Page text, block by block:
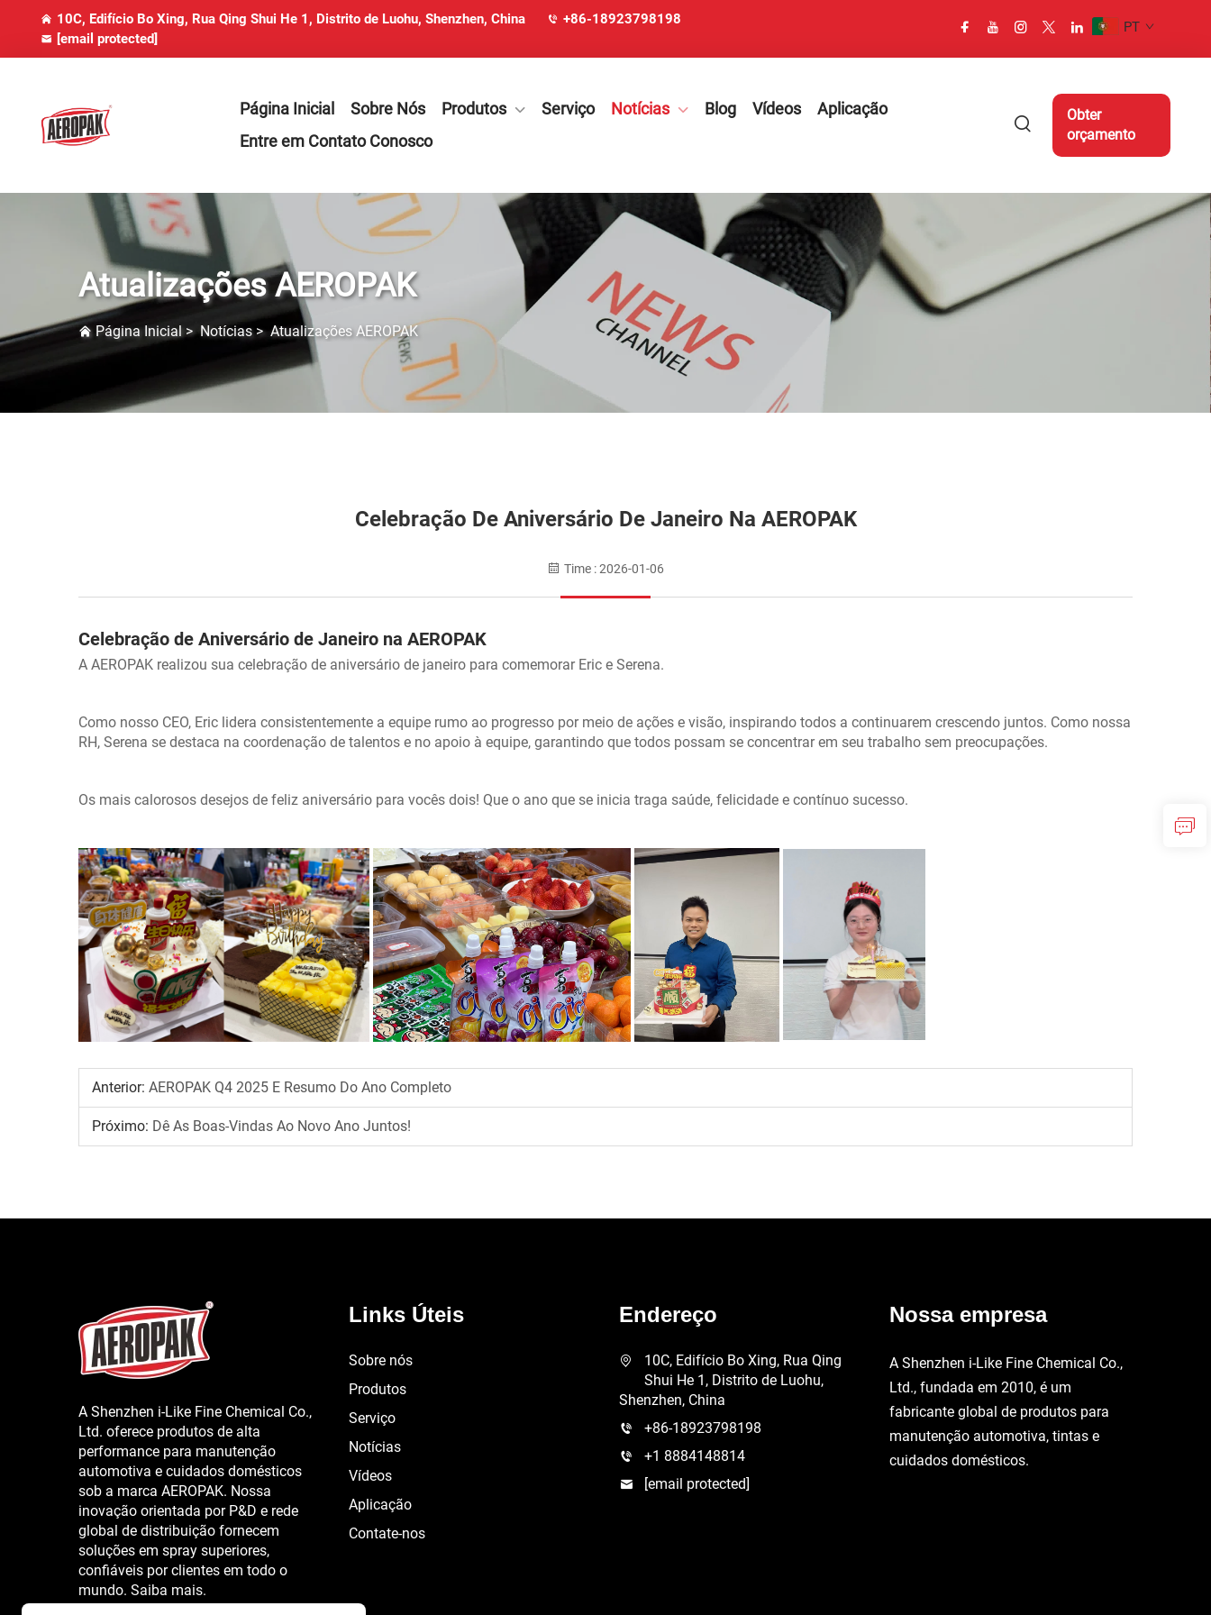
10C, Edifício Bo Xing, Rua Qing Shui He 1, Distrito de Luohu, Shenzhen, China
+86-18923798198
[email protected]
PT
Página Inicial Sobre Nós Produtos Serviço Notícias Blog Vídeos
Aplicação
Entre em Contato Conosco
Obter
orçamento
Atualizações AEROPAK
Página Inicial >Notícias> Atualizações AEROPAK
Celebração De Aniversário De Janeiro Na AEROPAK
Time : 2026-01-06
Celebração de Aniversário de Janeiro na AEROPAK
A AEROPAK realizou sua celebração de aniversário de janeiro para comemorar Eric e Serena.
Como nosso CEO, Eric lidera consistentemente a equipe rumo ao progresso por meio de ações e visão, inspirando todos a continuarem crescendo juntos. Como nossa
RH, Serena se destaca na coordenação de talentos e no apoio à equipe, garantindo que todos possam se concentrar em seu trabalho sem preocupações.
Os mais calorosos desejos de feliz aniversário para vocês dois! Que o ano que se inicia traga saúde, felicidade e contínuo sucesso.
Anterior: AEROPAK Q4 2025 E Resumo Do Ano Completo
Próximo: Dê As Boas-Vindas Ao Novo Ano Juntos!
A Shenzhen i-Like Fine Chemical Co.,
Ltd. oferece produtos de alta
performance para manutenção
automotiva e cuidados domésticos
sob a marca AEROPAK. Nossa
inovação orientada por P&D e rede
global de distribuição fornecem
soluções em spray superiores,
confiáveis por clientes em todo o
mundo. Saiba mais.
Links Úteis
Sobre nós
Produtos
Serviço
Notícias
Vídeos
Aplicação
Contate-nos
Endereço
10C, Edifício Bo Xing, Rua Qing
Shui He 1, Distrito de Luohu,
Shenzhen, China
+86-18923798198
+1 8884148814
[email protected]
Nossa empresa
A Shenzhen i-Like Fine Chemical Co.,
Ltd., fundada em 2010, é um
fabricante global de produtos para
manutenção automotiva, tintas e
cuidados domésticos.